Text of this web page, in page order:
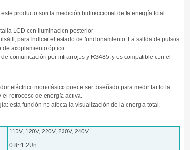
producto son la medición bidireccional de la energía total
LCD con iluminación posterior
para indicar el estado de funcionamiento. La salida de pulsos
de acoplamiento óptico.
comunicación por infrarrojos y RS485, y es compatible con el
eléctrico monofásico puede ser diseñado para medir tanto la
el retroceso de energía activa.
esta función no afecta la visualización de la energía total.
110V, 120V, 220V, 230V, 240V
0.8~1.2Un